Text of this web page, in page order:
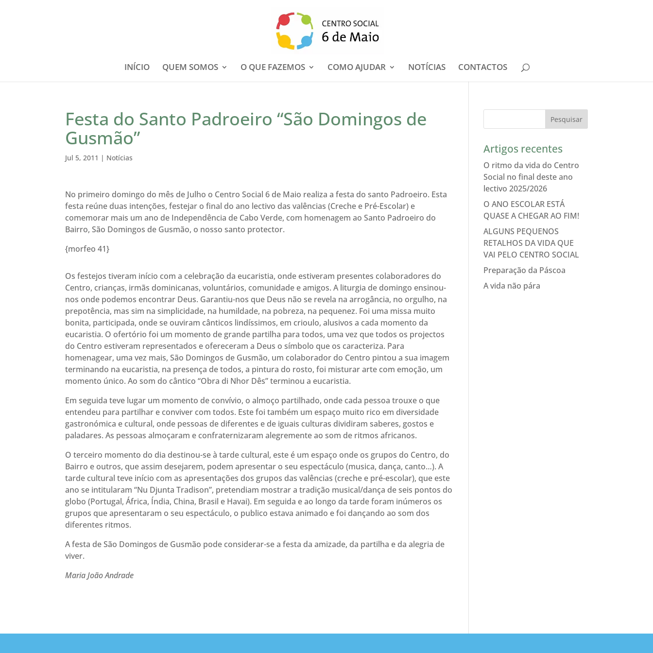
INÍCIO QUEM SOMOS O QUE FAZEMOS COMO AJUDAR NOTÍCIAS CONTACTOS
Festa do Santo Padroeiro “São Domingos de
Gusmão”
Jul 5, 2011 | Notícias
No primeiro domingo do mês de Julho o Centro Social 6 de Maio realiza a festa do santo Padroeiro. Esta
festa reúne duas intenções, festejar o final do ano lectivo das valências (Creche e Pré-Escolar) e
comemorar mais um ano de Independência de Cabo Verde, com homenagem ao Santo Padroeiro do
Bairro, São Domingos de Gusmão, o nosso santo protector.
{morfeo 41}
Os festejos tiveram início com a celebração da eucaristia, onde estiveram presentes colaboradores do
Centro, crianças, irmãs dominicanas, voluntários, comunidade e amigos. A liturgia de domingo ensinou-
nos onde podemos encontrar Deus. Garantiu-nos que Deus não se revela na arrogância, no orgulho, na
prepotência, mas sim na simplicidade, na humildade, na pobreza, na pequenez. Foi uma missa muito
bonita, participada, onde se ouviram cânticos lindíssimos, em crioulo, alusivos a cada momento da
eucaristia. O ofertório foi um momento de grande partilha para todos, uma vez que todos os projectos
do Centro estiveram representados e ofereceram a Deus o símbolo que os caracteriza. Para
homenagear, uma vez mais, São Domingos de Gusmão, um colaborador do Centro pintou a sua imagem
terminando na eucaristia, na presença de todos, a pintura do rosto, foi misturar arte com emoção, um
momento único. Ao som do cântico “Obra di Nhor Dês” terminou a eucaristia.
Em seguida teve lugar um momento de convívio, o almoço partilhado, onde cada pessoa trouxe o que
entendeu para partilhar e conviver com todos. Este foi também um espaço muito rico em diversidade
gastronómica e cultural, onde pessoas de diferentes e de iguais culturas dividiram saberes, gostos e
paladares. As pessoas almoçaram e confraternizaram alegremente ao som de ritmos africanos.
O terceiro momento do dia destinou-se à tarde cultural, este é um espaço onde os grupos do Centro, do
Bairro e outros, que assim desejarem, podem apresentar o seu espectáculo (musica, dança, canto…). A
tarde cultural teve início com as apresentações dos grupos das valências (creche e pré-escolar), que este
ano se intitularam “Nu Djunta Tradison”, pretendiam mostrar a tradição musical/dança de seis pontos do
globo (Portugal, África, Índia, China, Brasil e Havai). Em seguida e ao longo da tarde foram inúmeros os
grupos que apresentaram o seu espectáculo, o publico estava animado e foi dançando ao som dos
diferentes ritmos.
A festa de São Domingos de Gusmão pode considerar-se a festa da amizade, da partilha e da alegria de
viver.
Maria João Andrade
Artigos recentes
O ritmo da vida do Centro
Social no final deste ano
lectivo 2025/2026
O ANO ESCOLAR ESTÁ
QUASE A CHEGAR AO FIM!
ALGUNS PEQUENOS
RETALHOS DA VIDA QUE
VAI PELO CENTRO SOCIAL
Preparação da Páscoa
A vida não pára